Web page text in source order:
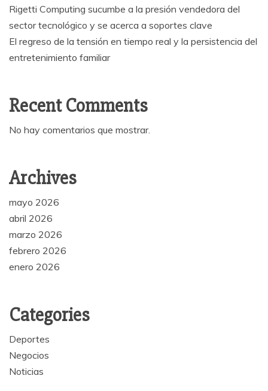
Rigetti Computing sucumbe a la presión vendedora del
sector tecnológico y se acerca a soportes clave
El regreso de la tensión en tiempo real y la persistencia del
entretenimiento familiar
Recent Comments
No hay comentarios que mostrar.
Archives
mayo 2026
abril 2026
marzo 2026
febrero 2026
enero 2026
Categories
Deportes
Negocios
Noticias